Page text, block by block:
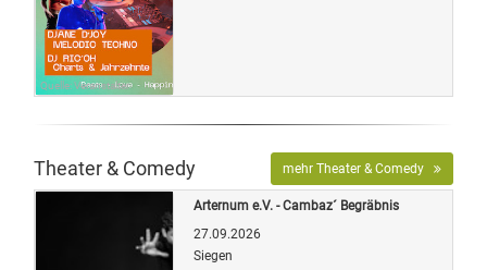
Quelle: Veranstalter
Theater & Comedy mehr Theater & Comedy
Arternum e.V. - Cambaz´ Begräbnis
27.09.2026
Siegen